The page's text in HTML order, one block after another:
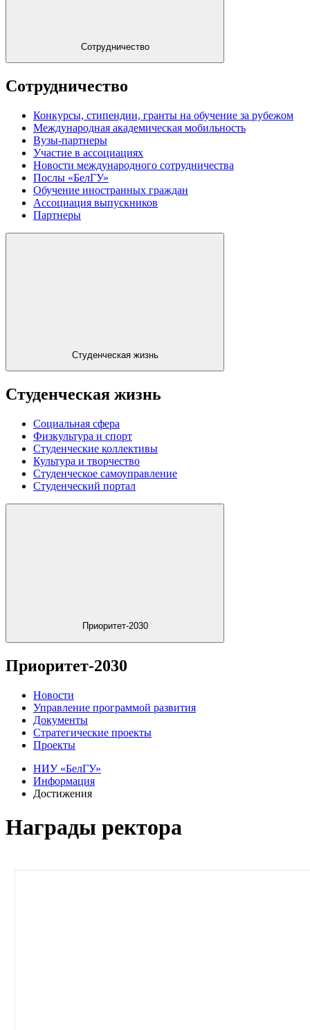
Сотрудничество
Сотрудничество
Конкурсы, стипендии, гранты на обучение за рубежом
Международная академическая мобильность
Вузы-партнеры
Участие в ассоциациях
Новости международного сотрудничества
Послы «БелГУ»
Обучение иностранных граждан
Ассоциация выпускников
Партнеры
Студенческая жизнь
Студенческая жизнь
Социальная сфера
Физкультура и спорт
Студенческие коллективы
Культура и творчество
Студенческое самоуправление
Студенческий портал
Приоритет-2030
Приоритет-2030
Новости
Управление программой развития
Документы
Стратегические проекты
Проекты
НИУ «БелГУ»
Информация
Достижения
Награды ректора